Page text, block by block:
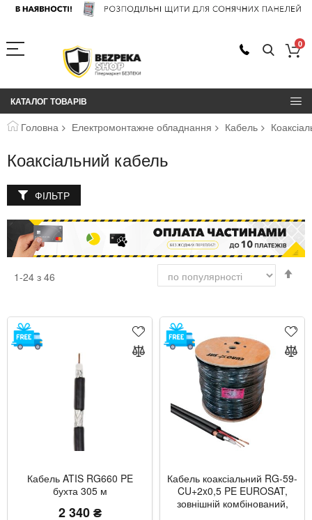
0
КАТАЛОГ ТОВАРІВ
Головна Електромонтажне обладнання Кабель
Коаксіальний кабель
1-24 з 46
Кабель ATIS RG660 PE
бухта 305 м
2 340 ₴
Кабель коаксіальний RG-59-
CU+2x0,5 PE EUROSAT,
зовнішній комбінований,
ФІЛЬТР